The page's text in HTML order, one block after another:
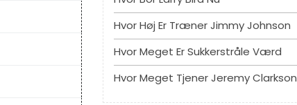
Hvor Høj Er Træner Jimmy Johnson
Hvor Meget Er Sukkerstråle Værd
Hvor Meget Tjener Jeremy Clarkson